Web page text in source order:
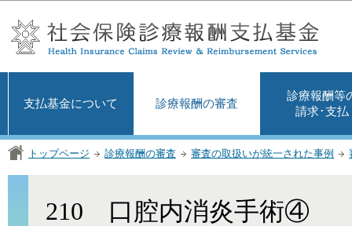
支払基金について 診療報酬の審査
診療報酬等
請求･支払
トップページ 診療報酬の審査 審査の取扱いが統一された事例
210 口腔内消炎手術④